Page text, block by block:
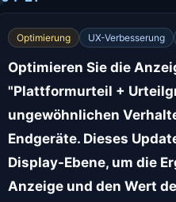
Optimierung UX-Verbesserung
Optimieren Sie die
"Plattformurteil +
ungewöhnlichen
Endgeräte. Dieses
Display-Ebene, um die
Anzeige und den Wert